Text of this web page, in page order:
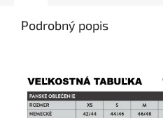
Podrobný popis